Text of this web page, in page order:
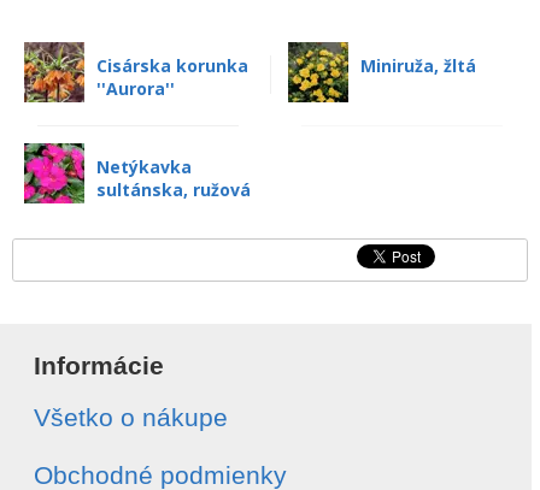
Cisárska korunka
''Aurora''
Miniruža, žltá
Netýkavka
sultánska, ružová
Informácie
Všetko o nákupe
Obchodné podmienky